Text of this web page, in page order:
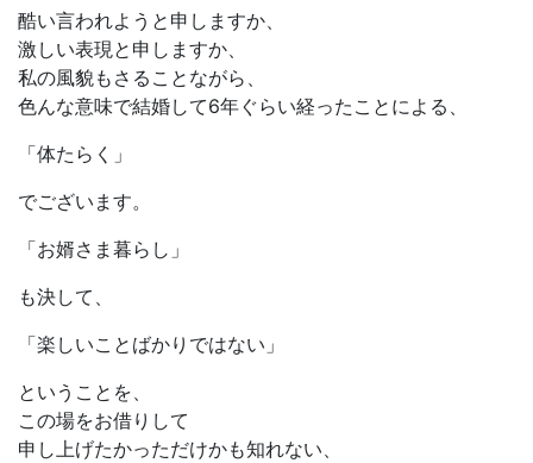
酷い言われようと申しますか、
激しい表現と申しますか、
私の風貌もさることながら、
色んな意味で結婚して6年ぐらい経ったことによる、
「体たらく」
でございます。
「お婿さま暮らし」
も決して、
「楽しいことばかりではない」
ということを、
この場をお借りして
申し上げたかっただけかも知れない、